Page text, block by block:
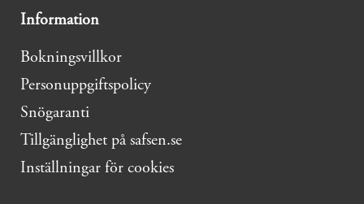
Information
Bokningsvillkor
Personuppgiftspolicy
Snögaranti
Tillgänglighet på safsen.se
Inställningar för cookies